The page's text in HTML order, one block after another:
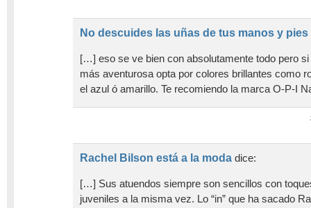
No descuides las uñas de tus manos y pies
[…] eso se ve bien con absolutamente todo pero
más aventurosa opta por colores brillantes como
el azul ó amarillo. Te recomiendo la marca O-P-I
Rachel Bilson está a la moda dice:
[…] Sus atuendos siempre son sencillos con
juveniles a la misma vez. Lo “in” que ha sacado